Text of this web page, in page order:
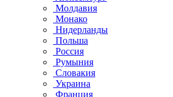
Молдавия
Монако
Нидерланды
Польша
Россия
Румыния
Словакия
Украина
Франция